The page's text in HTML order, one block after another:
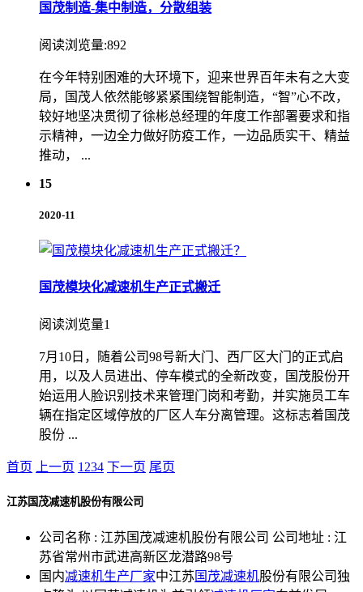
国茂制造-集中制造，分散组装
阅读浏览量:892
在今年特别困难的大环境下，迎来世界百年未有之大变
局，国茂人依然能够紧紧围绕智能制造，“智”心不改，
较好地坚决贯彻了徐彬总经理的年度工作部署要求和指
示精神，一边全力做好防疫工作，一边品质实干、精益
推动， ...
15
2020-11
国茂模块化减速机生产正式搬迁
阅读浏览量1
7月10日，随着公司98号新大门、西厂区大门的正式启
用，以及人员进出、停车模式的全新改变，国茂股份开
始运用人脸识别技术来管理门岗和考勤，并实施员工车
辆在指定区域停放的厂区人车分离管理。这标志着国茂
股份 ...
首页 上一页 1 234 下一页 尾页
江苏国茂减速机股份有限公司
公司名称 : 江苏国茂减速机股份有限公司 公司地址 : 江
苏省常州市武进高新区龙潜路98号
国内减速机生产厂家中江苏 国茂减速机股份有限公司独